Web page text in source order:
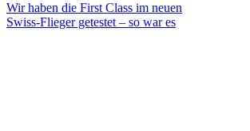
Wir haben die First Class im neuen
Swiss-Flieger getestet – so war es